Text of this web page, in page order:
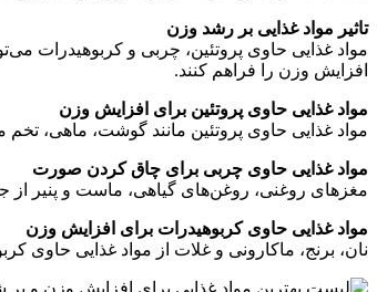
تاثیر مواد غذایی بر رشد وزن
مواد غذایی حاوی پروتئین، چربی و کربوهیدرات
افزایش وزن را فراهم کنند.
مواد غذایی حاوی پروتئین برای افزایش وزن
مواد غذایی حاوی پروتئین مانند گوشت، ماهی،
مواد غذایی حاوی چربی برای چاق کردن صورت
مغزهای روغنی، روغن‌های گیاهی، ماست و پنیر
مواد غذایی حاوی کربوهیدرات برای افزایش وزن
نان، برنج، ماکارونی و غلات از مواد غذایی